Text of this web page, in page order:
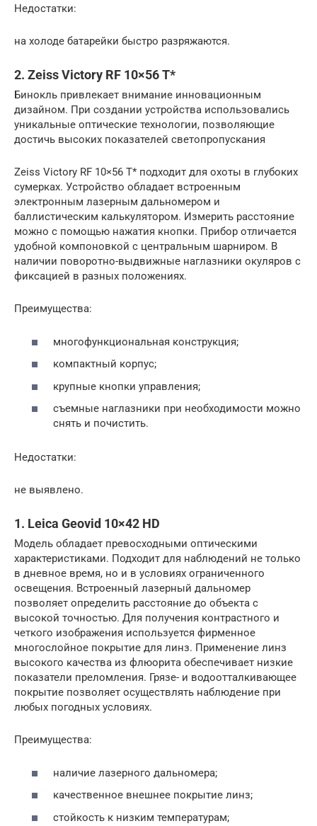
Недостатки:
на холоде батарейки быстро разряжаются.
2. Zeiss Victory RF 10×56 T*
Бинокль привлекает внимание инновационным
дизайном. При создании устройства использовались
уникальные оптические технологии, позволяющие
достичь высоких показателей светопропускания
Zeiss Victory RF 10×56 T* подходит для охоты в глубоких
сумерках. Устройство обладает встроенным
электронным лазерным дальномером и
баллистическим калькулятором. Измерить расстояние
можно с помощью нажатия кнопки. Прибор отличается
удобной компоновкой с центральным шарниром. В
наличии поворотно-выдвижные наглазники окуляров с
фиксацией в разных положениях.
Преимущества:
многофункциональная конструкция;
компактный корпус;
крупные кнопки управления;
съемные наглазники при необходимости можно
снять и почистить.
Недостатки:
не выявлено.
1. Leica Geovid 10×42 HD
Модель обладает превосходными оптическими
характеристиками. Подходит для наблюдений не только
в дневное время, но и в условиях ограниченного
освещения. Встроенный лазерный дальномер
позволяет определить расстояние до объекта с
высокой точностью. Для получения контрастного и
четкого изображения используется фирменное
многослойное покрытие для линз. Применение линз
высокого качества из флюорита обеспечивает низкие
показатели преломления. Грязе- и водоотталкивающее
покрытие позволяет осуществлять наблюдение при
любых погодных условиях.
Преимущества:
наличие лазерного дальномера;
качественное внешнее покрытие линз;
стойкость к низким температурам;